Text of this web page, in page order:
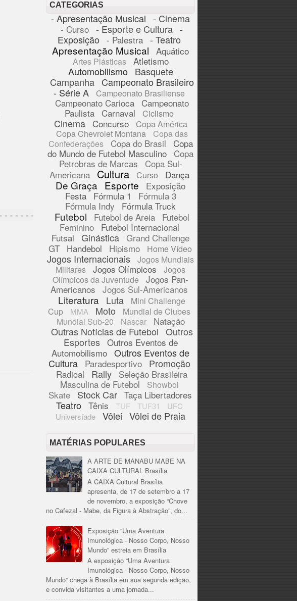
CATEGORIAS
- Apresentação Musical - Cinema
- Curso - Esporte e Cultura -
Exposição - Palestra - Teatro
Apresentação Musical Aquático
Artes Plásticas Atletismo
Automobilismo
Basquete
Campanha Campeonato Brasileiro
- Série A
Campeonato Brasiliense
Campeonato Carioca
Campeonato
Paulista Carnaval Ciclismo
Cinema Concurso
Copa América
Copa Chevrolet Montana
Copa das
Confederações
Copa do Brasil Copa
do Mundo de Futebol Masculino Copa
Petrobras de Marcas
Copa Sul-
Americana
Cultura Curso Dança
De Graça Esporte
Exposição
Festa
Fórmula 1
Fórmula 3
Fórmula Indy
Fórmula Truck
Futebol Futebol de Areia
Futebol
Feminino
Futebol Internacional
Futsal Ginástica Grand Challenge
GT Handebol Hipismo Home Vídeo
Jogos Internacionais
Jogos Mundiais
Militares
Jogos Olímpicos
Jogos
Olímpicos da Juventude
Jogos Pan-
Americanos Jogos Sul-Americanos
Literatura Luta
Mini Challenge
Cup
MMA Moto
Mundial de Clubes
Mundial Sub-20
Nascar Natação
Outras Notícias de Futebol Outros
Esportes Outros Eventos de
Automobilismo Outros Eventos de
Cultura
Paradesportivo Promoção
Radical Rally Seleção Brasileira
Masculina de Futebol
Showbol
Skate Stock Car Taça Libertadores
Teatro Tênis TUF TUF31
UFC
Universíade
Vôlei Vôlei de Praia
MATÉRIAS POPULARES
A ARTE DE MANABU MABE NA
CAIXA CULTURAL Brasília
A CAIXA Cultural Brasília
apresenta, de 17 de setembro a 17
de novembro, a exposição “Chove
no Cafezal - Mabe, da Figura à Abstração”, do...
Exposição “Uma Aventura
Imunológica - Nosso Corpo, Nosso
Mundo” estreia em Brasília
A exposição “Uma Aventura
Imunológica - Nosso Corpo, Nosso
Mundo” chega à Brasília em sua segunda edição,
e convida visitantes a uma jornada...